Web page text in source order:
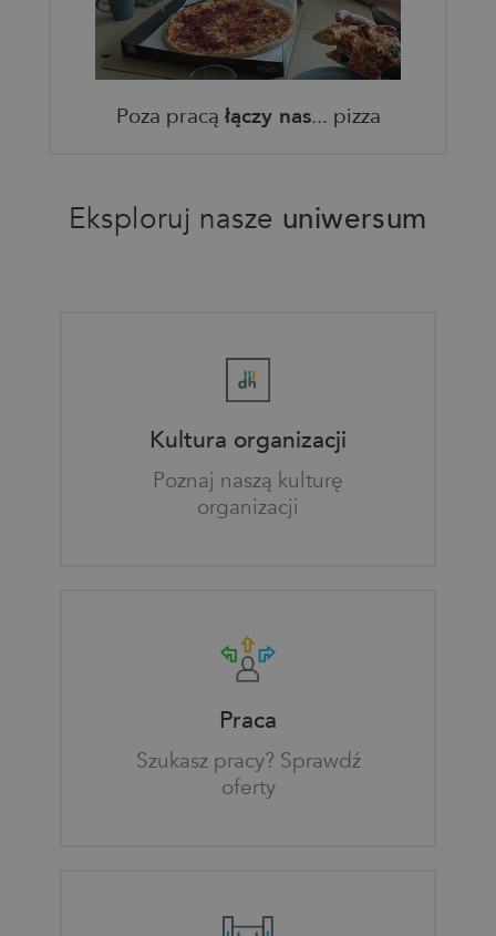
Poza pracą łączy nas... pizza
Eksploruj nasze uniwersum
Kultura organizacji
Poznaj naszą kulturę
organizacji
Praca
Szukasz pracy? Sprawdź
oferty